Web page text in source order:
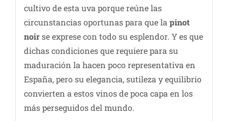
cultivo de esta uva porque reúne las
circunstancias oportunas para que la pinot
noirse exprese con todo su esplendor. Y es que
dichas condiciones que requiere para su
maduración la hacen poco representativa en
España, pero su elegancia, sutileza y equilibrio
convierten a estos vinos de poca capa en los
más perseguidos del mundo.